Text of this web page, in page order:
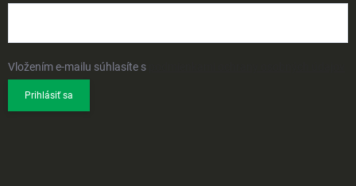
Vložením e-mailu súhlasíte s
Prihlásiť sa